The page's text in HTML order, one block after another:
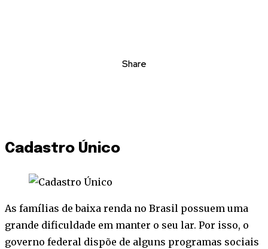
Share
Cadastro Único
As famílias de baixa renda no Brasil possuem uma
grande dificuldade em manter o seu lar. Por isso, o
governo federal dispõe de alguns programas sociais